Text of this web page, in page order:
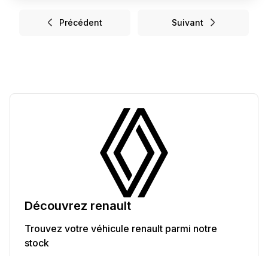
Précédent Suivant
Découvrez renault
Trouvez votre véhicule renault parmi notre
stock